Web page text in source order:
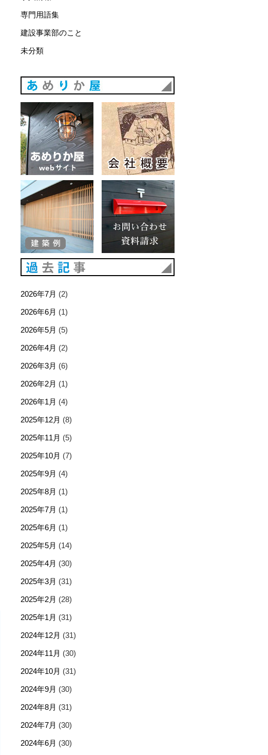
専門用語集
建設事業部のこと
未分類
あめりか屋WEBサイト
2026年7月 (2)
2026年6月 (1)
2026年5月 (5)
2026年4月 (2)
2026年3月 (6)
2026年2月 (1)
2026年1月 (4)
2025年12月 (8)
2025年11月 (5)
2025年10月 (7)
2025年9月 (4)
2025年8月 (1)
2025年7月 (1)
2025年6月 (1)
2025年5月 (14)
2025年4月 (30)
2025年3月 (31)
2025年2月 (28)
2025年1月 (31)
2024年12月 (31)
2024年11月 (30)
2024年10月 (31)
2024年9月 (30)
2024年8月 (31)
2024年7月 (30)
2024年6月 (30)